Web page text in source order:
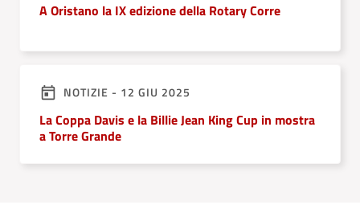
A Oristano la IX edizione della Rotary Corre
NOTIZIE - 12 GIU 2025
La Coppa Davis e la Billie Jean King Cup in mostra
a Torre Grande